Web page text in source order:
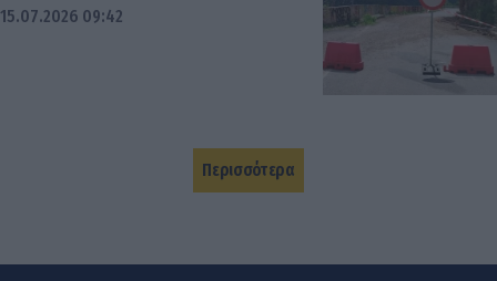
15.07.2026 09:42
Περισσότερα